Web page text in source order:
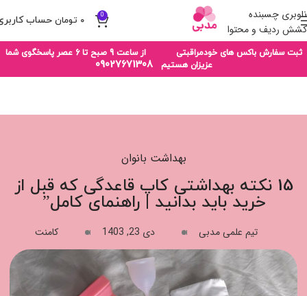
ناوبری چسبنده
کشش ردیف و محتوا
0 ۰ تومان
ثبت سفارش باکس های خودمراقبتی از ساعت 9 صبح تا 6 عصر پاسخگوی شما
عزیزان هستیم
09027671308
بهداشت بانوان
15 نکته بهداشتی کاپ قاعدگی که قبل از
خرید باید بدانید | راهنمای کامل”
تیم علمی مدبی دی 23, 1403 کامنت